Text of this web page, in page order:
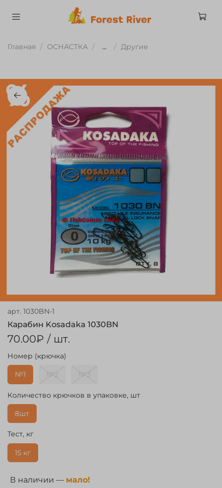
Главная ОСНАСТКА ... Другие
арт. 1030BN-1
Карабин Kosadaka 1030BN
70.00₽ / шт.
В наличии — мало!
Номер (крючка)
№1 №2 №3
Количество крючков в упаковке, шт
8шт
Тест, кг
15 кг